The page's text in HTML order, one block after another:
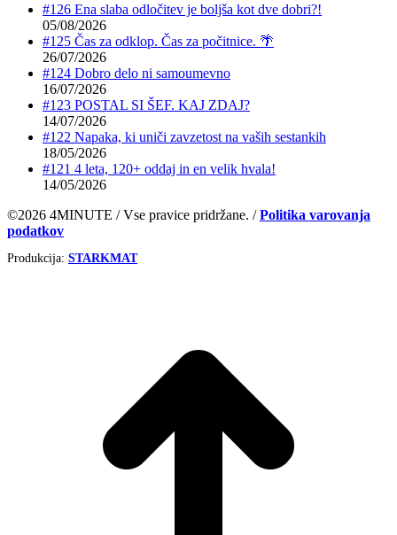
#126 Ena slaba odločitev je boljša kot dve dobri?!
05/08/2026
#125 Čas za odklop. Čas za počitnice. 🌴
26/07/2026
#124 Dobro delo ni samoumevno
16/07/2026
#123 POSTAL SI ŠEF. KAJ ZDAJ?
14/07/2026
#122 Napaka, ki uniči zavzetost na vaših sestankih
18/05/2026
#121 4 leta, 120+ oddaj in en velik hvala!
14/05/2026
©2026 4MINUTE / Vse pravice pridržane. /Politika varovanja
podatkov
Produkcija: STARKMAT